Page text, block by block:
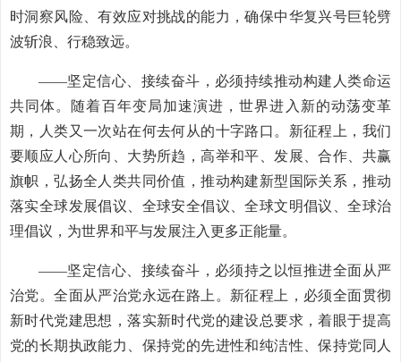
时洞察风险、有效应对挑战的能力，确保中华复兴号巨轮劈
波斩浪、行稳致远。
——坚定信心、接续奋斗，必须持续推动构建人类命运
共同体。随着百年变局加速演进，世界进入新的动荡变革
期，人类又一次站在何去何从的十字路口。新征程上，我们
要顺应人心所向、大势所趋，高举和平、发展、合作、共赢
旗帜，弘扬全人类共同价值，推动构建新型国际关系，推动
落实全球发展倡议、全球安全倡议、全球文明倡议、全球治
理倡议，为世界和平与发展注入更多正能量。
——坚定信心、接续奋斗，必须持之以恒推进全面从严
治党。全面从严治党永远在路上。新征程上，必须全面贯彻
新时代党建思想，落实新时代党的建设总要求，着眼于提高
党的长期执政能力、保持党的先进性和纯洁性、保持党同人